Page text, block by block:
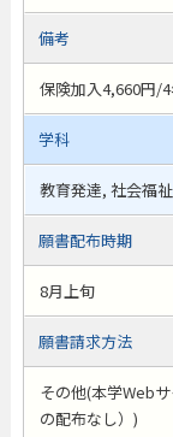
備考
保険加入4,660円/
学科
教育発達, 社会福祉
願書配布時期
8月上旬
願書請求方法
その他(本学Web
の配布なし）)